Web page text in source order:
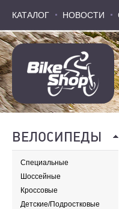
КАТАЛОГ НОВОСТИ
КАТАЛОГ НОВОСТИ
ВЕЛОСИПЕДЫ
Специальные
Шоссейные
Кроссовые
Детские/Подростковые